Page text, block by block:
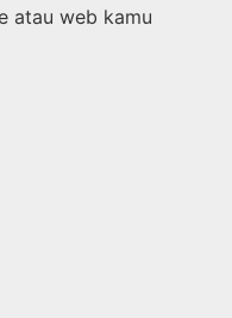
atau web kamu